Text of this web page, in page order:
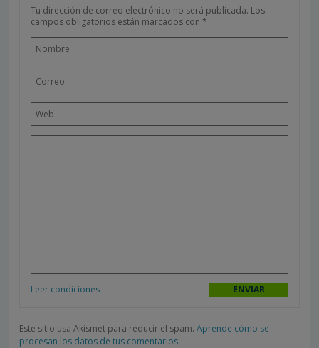
Tu dirección de correo electrónico no será publicada. Los
campos obligatorios están marcados con *
Leer condiciones
Este sitio usa Akismet para reducir el spam. Aprende cómo se
procesan los datos de tus comentarios.